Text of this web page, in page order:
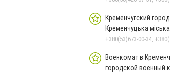
Кременчугский
Кременчуцька
+380(53)673-00-34,
Военкомат в
городской военный